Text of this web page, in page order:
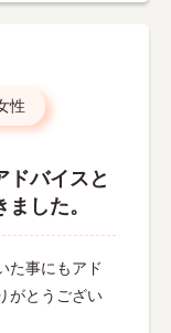
性
ドバイスと
した。
た事にもアド
がとうござい